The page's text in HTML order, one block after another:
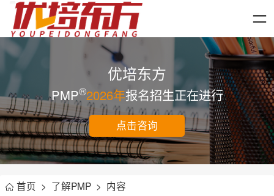
优培东方
PMP®2026年报名招生正在进行
点击咨询
首页 > 了解PMP > 内容